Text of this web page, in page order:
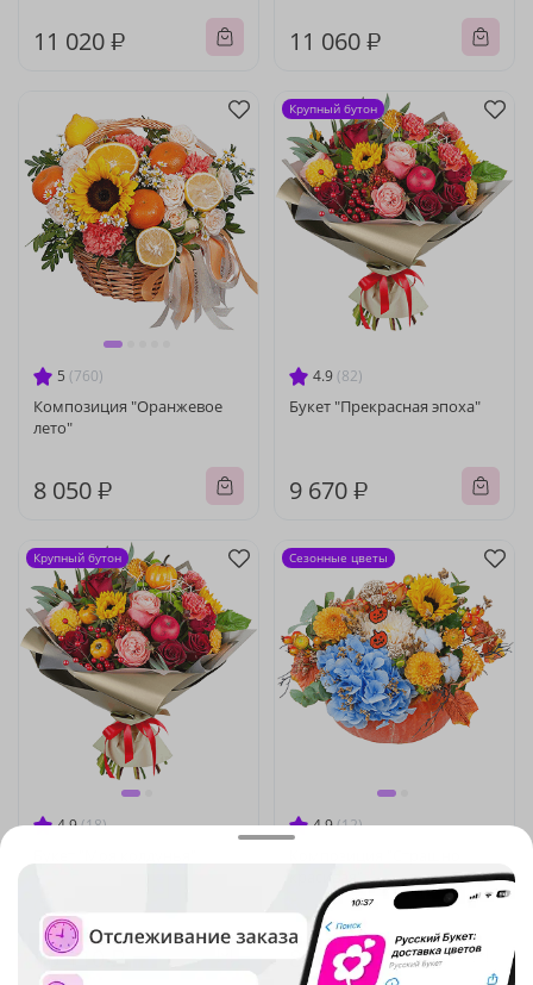
11 020 ₽ 11 060 ₽
5 (760)
Композиция "Оранжевое
лето"
8 050 ₽
4.9 (82)
Букет "Прекрасная эпоха"
9 670 ₽
Крупный бутон
4.9(18)
10 110 ₽
Крупный бутон
4.9(12)
красивая"
Под заказ
8 610 ₽
Сезонные цветы